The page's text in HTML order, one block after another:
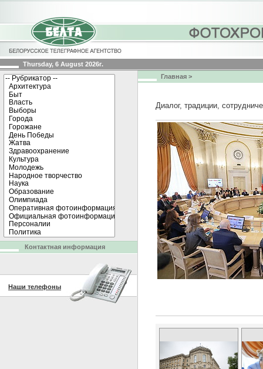
Thursday, 6 August 2026г.
Главная >
Диалог, традиции,
Контактная информация
Наши телефоны